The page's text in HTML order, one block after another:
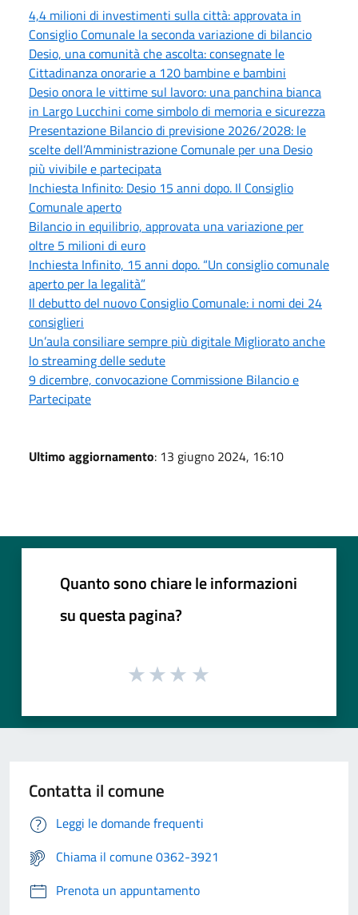
4,4 milioni di investimenti sulla città: approvata in
Consiglio Comunale la seconda variazione di bilancio
Desio, una comunità che ascolta: consegnate le
Cittadinanza onorarie a 120 bambine e bambini
Desio onora le vittime sul lavoro: una panchina bianca
in Largo Lucchini come simbolo di memoria e sicurezza
Presentazione Bilancio di previsione 2026/2028: le
scelte dell’Amministrazione Comunale per una Desio
più vivibile e partecipata
Inchiesta Infinito: Desio 15 anni dopo. Il Consiglio
Comunale aperto
Bilancio in equilibrio, approvata una variazione per
oltre 5 milioni di euro
Inchiesta Infinito, 15 anni dopo. “Un consiglio comunale
aperto per la legalità”
Il debutto del nuovo Consiglio Comunale: i nomi dei 24
consiglieri
Un’aula consiliare sempre più digitale Migliorato anche
lo streaming delle sedute
9 dicembre, convocazione Commissione Bilancio e
Partecipate
Ultimo aggiornamento: 13 giugno 2024, 16:10
Quanto sono chiare le informazioni
su questa pagina?
Contatta il comune
Leggi le domande frequenti
Chiama il comune 0362-3921
Prenota un appuntamento